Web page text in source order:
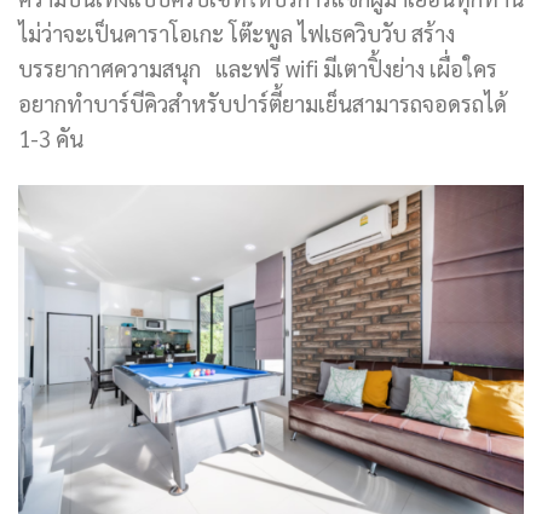
ไม่ว่าจะเป็นคาราโอเกะ โต๊ะพูล ไฟเธควิบวับ สร้าง
บรรยากาศความสนุก และฟรี wifi มีเตาปิ้งย่าง เผื่อใคร
อยากทำบาร์บีคิวสำหรับปาร์ตี้ยามเย็นสามารถจอดรถได้
1-3 คัน